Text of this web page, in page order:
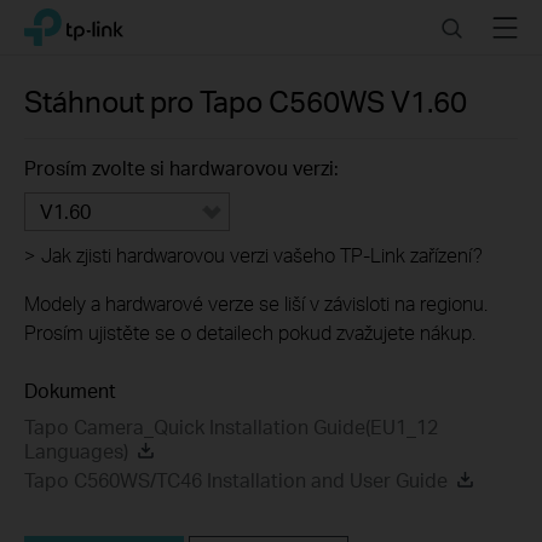
Click
navigation
TP-Link, Reliably Smart SearchMenu
Stáhnout proTapo C560WS V1.60
Prosím zvolte si hardwarovou verzi:
V1.60
> Jak zjisti hardwarovou verzi vašeho TP-Link zařízení?
Modely a hardwarové verze se liší v závisloti na regionu.
Prosím ujistěte se o detailech pokud zvažujete nákup.
Dokument
Tapo Camera_Quick Installation Guide(EU1_12
Languages)
Tapo C560WS/TC46 Installation and User Guide